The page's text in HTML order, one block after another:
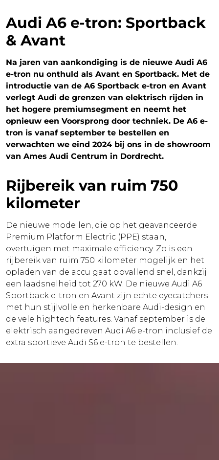
Audi A6 e-tron: Sportback
& Avant
Na jaren van aankondiging is de nieuwe Audi A6
e-tron nu onthuld als Avant en Sportback. Met de
introductie van de A6 Sportback e-tron en Avant
verlegt Audi de grenzen van elektrisch rijden in
het hogere premiumsegment en neemt het
opnieuw een Voorsprong door techniek. De A6 e-
tron is vanaf september te bestellen en
verwachten we eind 2024 bij ons in de showroom
van Ames Audi Centrum in Dordrecht.
Rijbereik van ruim 750
kilometer
De nieuwe modellen, die op het geavanceerde
Premium Platform Electric (PPE) staan,
overtuigen met maximale efficiency. Zo is een
rijbereik van ruim 750 kilometer mogelijk en het
opladen van de accu gaat opvallend snel, dankzij
een laadsnelheid tot 270 kW. De nieuwe Audi A6
Sportback e-tron en Avant zijn echte eyecatchers
met hun stijlvolle en herkenbare Audi-design en
de vele hightech features. Vanaf september is de
elektrisch aangedreven Audi A6 e-tron inclusief de
extra sportieve Audi S6 e-tron te bestellen.